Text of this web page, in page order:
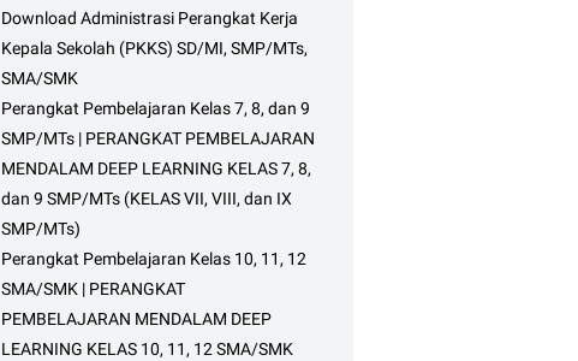
Download Administrasi Perangkat Kerja
Kepala Sekolah (PKKS) SD/MI, SMP/MTs,
SMA/SMK
Perangkat Pembelajaran Kelas 7, 8, dan 9
SMP/MTs | PERANGKAT PEMBELAJARAN
MENDALAM DEEP LEARNING KELAS 7, 8,
dan 9 SMP/MTs (KELAS VII, VIII, dan IX
SMP/MTs)
Perangkat Pembelajaran Kelas 10, 11, 12
SMA/SMK | PERANGKAT
PEMBELAJARAN MENDALAM DEEP
LEARNING KELAS 10, 11, 12 SMA/SMK